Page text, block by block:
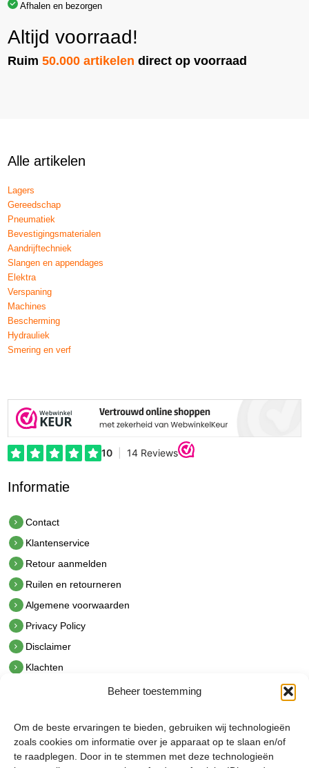
Beheer toestemming
Om de beste ervaringen te bieden, gebruiken wij technologieën
zoals cookies om informatie over je apparaat op te slaan en/of
te raadplegen. Door in te stemmen met deze technologieën
Afhalen en bezorgen
Altijd voorraad!
Ruim50.000 artikelen direct op voorraad
Alle artikelen
Lagers
Gereedschap
Pneumatiek
Bevestigingsmaterialen
Aandrijftechniek
Slangen en appendages
Elektra
Verspaning
Machines
Bescherming
Hydrauliek
Smering en verf
Informatie
Contact
Klantenservice
Retour aanmelden
Ruilen en retourneren
Algemene voorwaarden
Privacy Policy
Disclaimer
Klachten
hetindustriehuis B.V.
De Hoek 1 1601 MR Enkhuizen
t.0228 53 00 40